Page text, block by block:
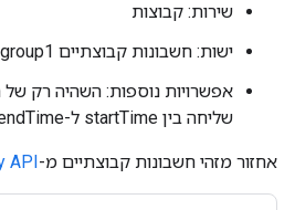
שירות: קבוצות
ישות: חשבונות קבוצתיים group1 ו-group2
אפשרויות נוספות: השהיה רק של
שליחה בין startTime ל-endTime
אחזור מזהי חשבונות קבוצתיים מ-API